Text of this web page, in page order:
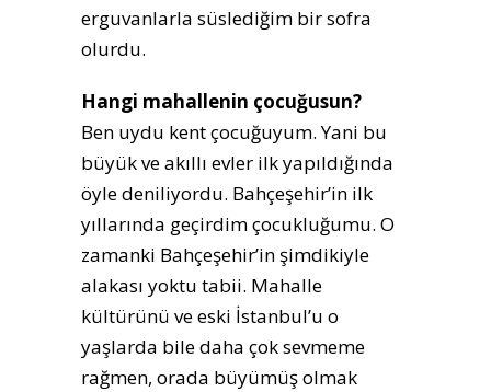
erguvanlarla süslediğim bir sofra
olurdu.
Hangi mahallenin çocuğusun?
Ben uydu kent çocuğuyum. Yani bu
büyük ve akıllı evler ilk yapıldığında
öyle deniliyordu. Bahçeşehir’in ilk
yıllarında geçirdim çocukluğumu. O
zamanki Bahçeşehir’in şimdikiyle
alakası yoktu tabii. Mahalle
kültürünü ve eski İstanbul’u o
yaşlarda bile daha çok sevmeme
rağmen, orada büyümüş olmak